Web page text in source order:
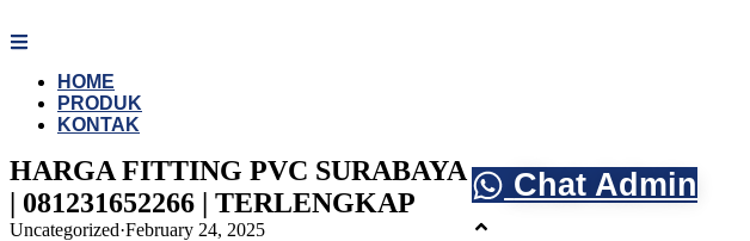
to
HOME
PRODUK
KONTAK
HARGA FITTING PVC SURABAYA
| 081231652266 | TERLENGKAP
Uncategorized·February 24, 2025
Chat Admin